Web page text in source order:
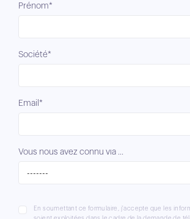
Prénom*
Société*
Email*
Vous nous avez connu via ...
-------
En soumettant ce formulaire, j'accepte que les